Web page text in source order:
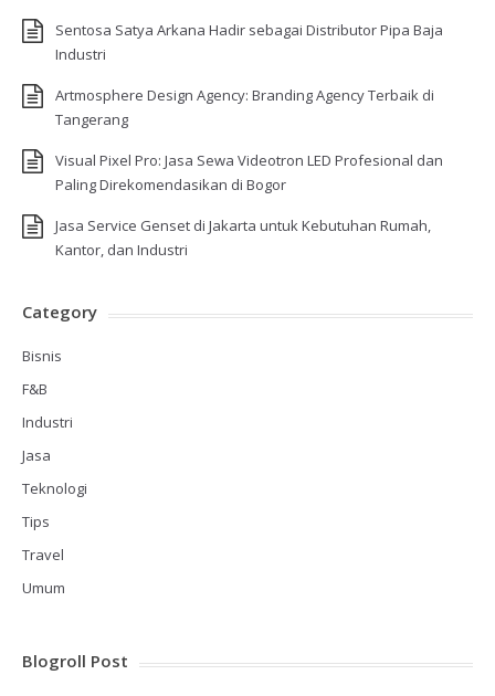
Sentosa Satya Arkana Hadir sebagai Distributor Pipa Baja
Industri
Artmosphere Design Agency: Branding Agency Terbaik di
Tangerang
Visual Pixel Pro: Jasa Sewa Videotron LED Profesional dan
Paling Direkomendasikan di Bogor
Jasa Service Genset di Jakarta untuk Kebutuhan Rumah,
Kantor, dan Industri
Category
Bisnis
F&B
Industri
Jasa
Teknologi
Tips
Travel
Umum
Blogroll Post